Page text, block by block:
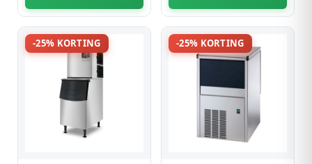
-25% KORTING -25% KORTING